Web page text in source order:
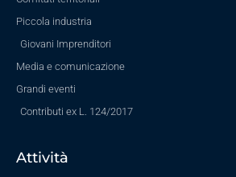
Piccola industria
Giovani Imprenditori
Media e comunicazione
Grandi eventi
Contributi ex L. 124/2017
Attività